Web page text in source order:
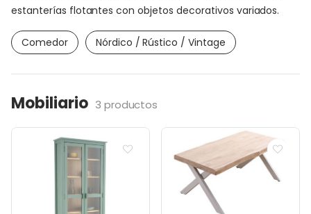
estanterías flotantes con objetos decorativos variados.
Comedor Nórdico / Rústico / Vintage
Mobiliario 3 productos